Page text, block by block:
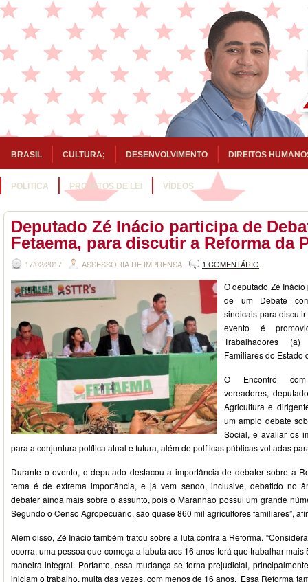
BRASIL CULTURA; DESENVOLVIMENTO DIREITOS
POLITICA PROJETOS DE LEI VÍDEOS
Deputado Zé Inácio participa de
Fetaema, para discutir a Reforma da
17/02/2017 ASSESSORIA DE IMPRENSA 1 COMENTÁRIO
O deputado Zé
de um Debate
sindicais para
evento é
Trabalhadores
Familiares do Estado
O Encontro com
vereadores,
Agricultura e
um amplo debate
Social, e avaliar os
para a conjuntura política atual e futura, além de políticas públicas voltadas
Durante o evento, o deputado destacou a importância de debater sobre a
tema é de extrema importância, e já vem sendo, inclusive, debatido no
debater ainda mais sobre o assunto, pois o Maranhão possui um grande
Segundo o Censo Agropecuário, são quase 860 mil agricultores familiares”,
Além disso, Zé Inácio também tratou sobre a luta contra a Reforma.
ocorra, uma pessoa que começa a labuta aos 16 anos terá que trabalhar
maneira integral. Portanto, essa mudança se torna prejudicial,
iniciam o trabalho, muita das vezes, com menos de 16 anos. Essa Reforma